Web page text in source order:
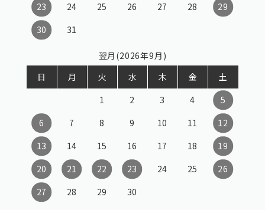
23
24 25 26 27 28
29
30
31
翌月(2026年9月)
日
月 火 水 木 金
土
1
2 3 4
5
6
7 8 9 10 11
12
13
14 15 16 17 18
19
20
21 22 23 24 25
26
27
28 29 30